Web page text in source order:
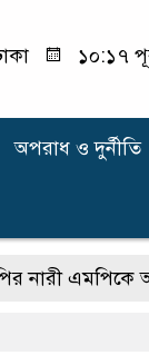
১০:১৭
অপরাধ ‍ও দুর্নীতি
এমপিকে আসিফ